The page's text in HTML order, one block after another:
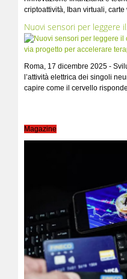
criptoattività, Iban virtuali, carte
Nuovi sensori per leggere
Roma, 17 dicembre 2025 -
l’attività elettrica dei singoli
capire come il cervello
Magazine